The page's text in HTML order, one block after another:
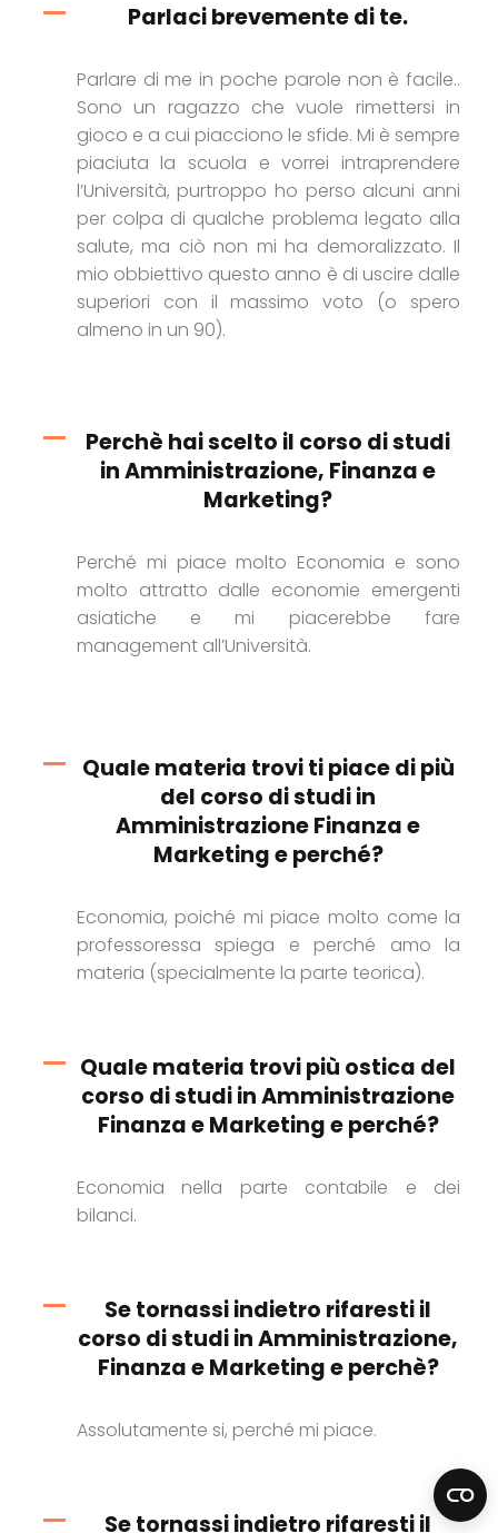
Parlaci brevemente di te.
Parlare di me in poche parole non è facile..
Sono un ragazzo che vuole rimettersi in
gioco e a cui piacciono le sfide. Mi è sempre
piaciuta la scuola e vorrei intraprendere
l’Università, purtroppo ho perso alcuni anni
per colpa di qualche problema legato alla
salute, ma ciò non mi ha demoralizzato. Il
mio obbiettivo questo anno è di uscire dalle
superiori con il massimo voto (o spero
almeno in un 90).
Perchè hai scelto il corso di studi
in Amministrazione, Finanza e
Marketing?
Perché mi piace molto Economia e sono
molto attratto dalle economie emergenti
asiatiche e mi piacerebbe fare
management all’Università.
Quale materia trovi ti piace di più
del corso di studi in
Amministrazione Finanza e
Marketing e perché?
Economia, poiché mi piace molto come la
professoressa spiega e perché amo la
materia (specialmente la parte teorica).
Quale materia trovi più ostica del
corso di studi in Amministrazione
Finanza e Marketing e perché?
Economia nella parte contabile e dei
bilanci.
Se tornassi indietro rifaresti il
corso di studi in Amministrazione,
Finanza e Marketing e perchè?
Assolutamente si, perché mi piace.
Se tornassi indietro rifaresti il